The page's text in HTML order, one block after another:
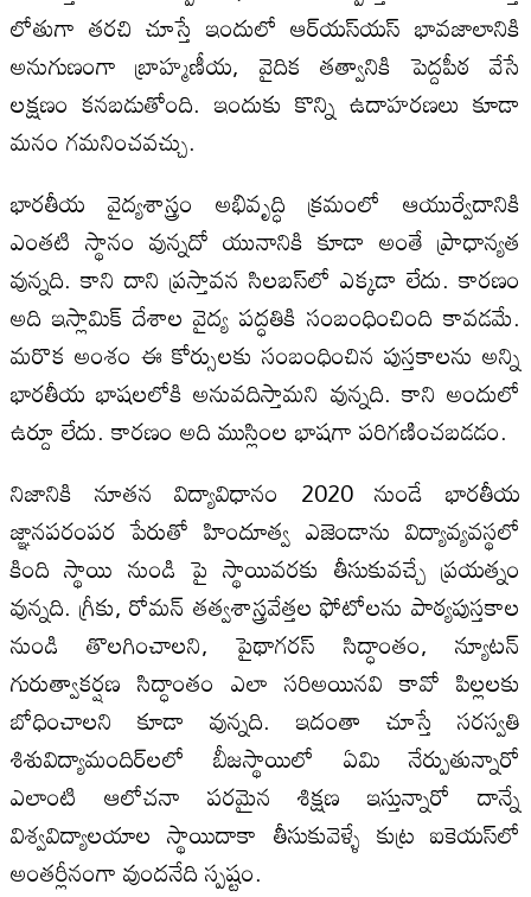
లోతుగా తరచి చూస్తే ఇందులో ఆర్‌యస్‌యస్‌ భావజాలానికి
అనుగుణంగా బ్రాహ్మణీయ, వైదిక తత్వానికి పెద్దపీఠ వేసే
లక్షణం కనబడుతోంది. ఇందుకు కొన్ని ఉదాహరణలు కూడా
మనం గమనించవచ్చు.
భారతీయ వైద్యశాస్త్రం అభివృద్ధి క్రమంలో ఆయుర్వేదానికి
ఎంతటి స్థానం వున్నదో యునానికి కూడా అంతే ప్రాధాన్యత
వున్నది. కాని దాని ప్రస్తావన సిలబస్‌లో ఎక్కడా లేదు. కారణం
అది ఇస్లామిక్‌ దేశాల వైద్య పద్ధతికి సంబంధించింది కావడమే.
మరొక అంశం ఈ కోర్సులకు సంబంధించిన పుస్తకాలను అన్ని
భారతీయ భాషలలోకి అనువదిస్తామని వున్నది. కాని అందులో
ఉర్దూ లేదు. కారణం అది ముస్లింల భాషగా పరిగణించబడడం.
నిజానికి నూతన విద్యావిధానం 2020 నుండే భారతీయ
జ్ఞానపరంపర పేరుతో హిందూత్వ ఎజెండాను విద్యావ్యవస్థలో
కింది స్థాయి నుండి పై స్థాయివరకు తీసుకువచ్చే ప్రయత్నం
వున్నది. గ్రీకు, రోమన్‌ తత్వశాస్త్రవేత్తల ఫోటోలను పాఠ్యపుస్తకాల
నుండి తొలగించాలని, పైథాగరస్‌ సిద్ధాంతం, న్యూటన్‌
గురుత్వాకర్షణ సిద్ధాంతం ఎలా సరిఅయినవి కావో పిల్లలకు
బోధించాలని కూడా వున్నది. ఇదంతా చూస్తే సరస్వతి
శిశువిద్యామందిర్‌లలో బీజస్థాయిలో ఏమి నేర్పుతున్నారో
ఎలాంటి ఆలోచనా పరమైన శిక్షణ ఇస్తున్నారో దాన్నే
విశ్వవిద్యాలయాల స్థాయిదాకా తీసుకువెళ్ళే కుట్ర ఐకెయస్‌లో
అంతర్లీనంగా వుందనేది స్పష్టం.